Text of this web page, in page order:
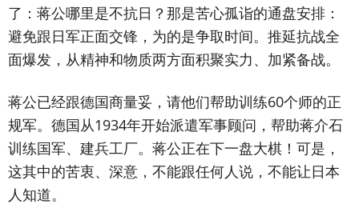
了：蒋公哪里是不抗日？那是苦心孤诣的通盘安排：
避免跟日军正面交锋，为的是争取时间。推延抗战全
面爆发，从精神和物质两方面积聚实力、加紧备战。
蒋公已经跟德国商量妥，请他们帮助训练60个师的正
规军。德国从1934年开始派遣军事顾问，帮助蒋介石
训练国军、建兵工厂。蒋公正在下一盘大棋！可是，
这其中的苦衷、深意，不能跟任何人说，不能让日本
人知道。